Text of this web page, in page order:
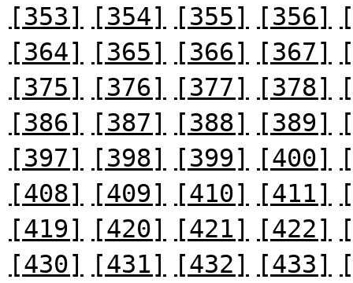
[353]
[354] [355] [356]
[364]
[365] [366] [367]
[375]
[376] [377] [378]
[386]
[387] [388] [389]
[397]
[398] [399] [400]
[408]
[409] [410] [411]
[419]
[420] [421] [422]
[430]
[431] [432] [433]